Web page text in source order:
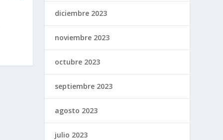
diciembre 2023
noviembre 2023
octubre 2023
septiembre 2023
agosto 2023
julio 2023